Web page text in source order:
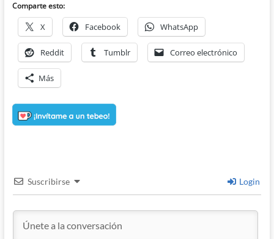
Comparte esto:
X Facebook WhatsApp
Reddit Tumblr Correo electrónico
Más
Suscribirse Login